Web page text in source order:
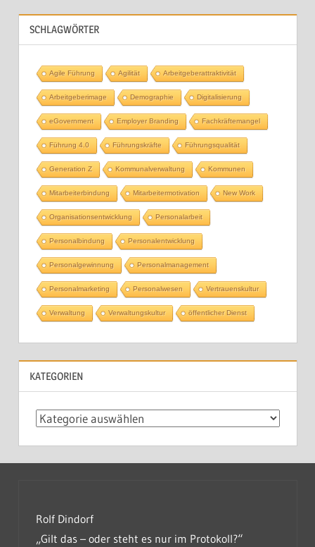
SCHLAGWÖRTER
Agile Führung Agilität Arbeitgeberattraktivität
Arbeitgeberimage Demographie Digitalisierung
eGovernment Employer Branding Fachkräftemangel
Führung 4.0 Führungskräfte Führungsqualität
Generation Z Kommunalverwaltung Kommunen
Mitarbeiterbindung Mitarbeitermotivation New Work
Organisationsentwicklung Personalarbeit
Personalbindung Personalentwicklung
Personalgewinnung Personalmanagement
Personalmarketing Personalwesen Vertrauenskultur
Verwaltung Verwaltungskultur öffentlicher Dienst
KATEGORIEN
Kategorien
Rolf Dindorf
„Gilt das – oder steht es nur im Protokoll?“